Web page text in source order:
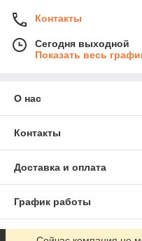
Контакты
Сегодня выходной
Показать весь
О нас
Контакты
Доставка и оплата
График работы
Полная версия сайта